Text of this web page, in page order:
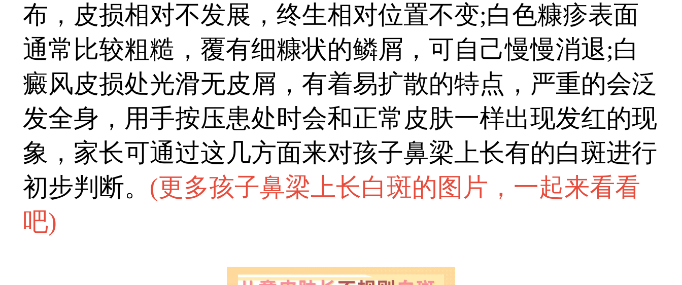
布，皮损相对不发展，终生相对位置不变;白色糠疹表面
通常比较粗糙，覆有细糠状的鳞屑，可自己慢慢消退;白
癜风皮损处光滑无皮屑，有着易扩散的特点，严重的会泛
发全身，用手按压患处时会和正常皮肤一样出现发红的现
象，家长可通过这几方面来对孩子鼻梁上长有的白斑进行
初步判断。 (更多孩子鼻梁上长白斑的图片，一起来看看
吧)